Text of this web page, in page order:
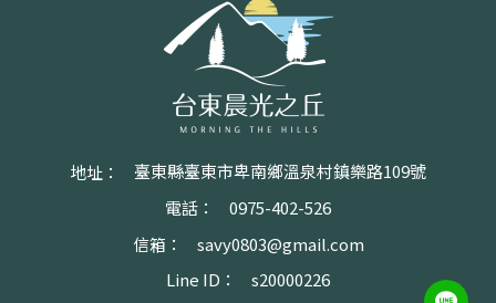
地址：
臺東縣臺東市卑南鄉溫泉村鎮樂路109號
電話：
0975-402-526
信箱：
savy0803@gmail.com
Line ID：
s20000226